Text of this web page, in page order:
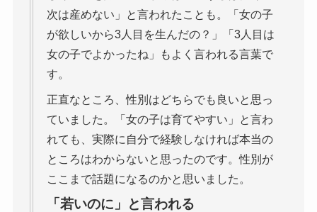
次は産めない」と言われたことも。「女の子
が欲しいから3人目を生んだの？」「3人目は
女の子でよかったね」もよく言われる言葉で
す。
正直なところ、性別はどちらでも良いと思っ
ていました。「女の子は育てやすい」と言わ
れても、実際に自分で経験しなければ本当の
ところはわからないと思ったのです。性別が
ここまで話題になるのかと思いました。
「若いのに」と言われる